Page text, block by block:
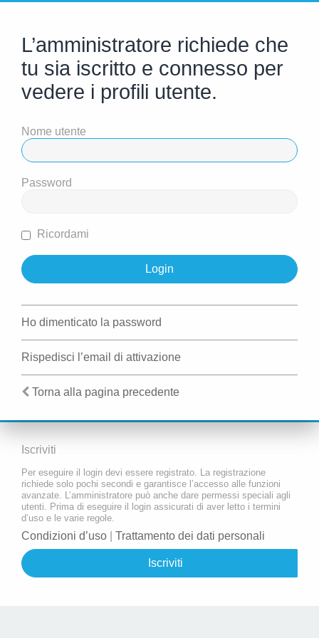
L’amministratore richiede che
tu sia iscritto e connesso per
vedere i profili utente.
Nome utente
Password
Ricordami
Ho dimenticato la password
Rispedisci l’email di attivazione
Torna alla pagina precedente
Iscriviti
Per eseguire il login devi essere registrato. La registrazione
richiede solo pochi secondi e garantisce l’accesso alle funzioni
avanzate. L’amministratore può anche dare permessi speciali agli
utenti. Prima di eseguire il login assicurati di aver letto i termini
d’uso e le varie regole.
Condizioni d’uso Trattamento dei dati personali
Iscriviti